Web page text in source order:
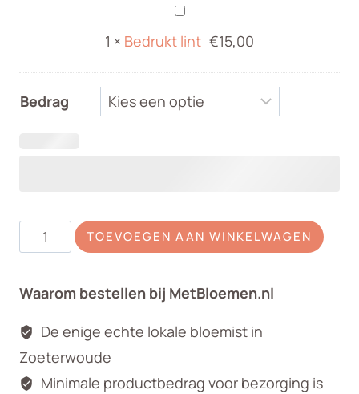
Bedrukt
lint
1 × Bedrukt lint €15,00
Bedrag
Rouwarrangement
Nature
aantal
TOEVOEGEN AAN WINKELWAGEN
Waarom bestellen bij MetBloemen.nl
De enige echte lokale bloemist in
Zoeterwoude
Minimale productbedrag voor bezorging is